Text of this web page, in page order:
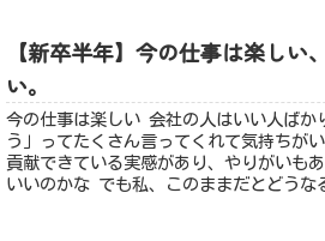
【新卒半年】今の仕事は楽しい
い。
今の仕事は楽しい 会社の人はいい人ばか
う」ってたくさん言ってくれて気持ちが
貢献できている実感があり、やりがいも
いいのかな でも私、このままだとどうな